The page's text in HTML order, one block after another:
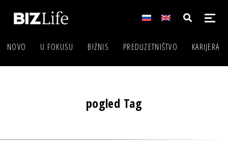
NOVO U FOKUSU BIZNIS PREDUZETNIŠTVO KARIJERA
pogled Tag